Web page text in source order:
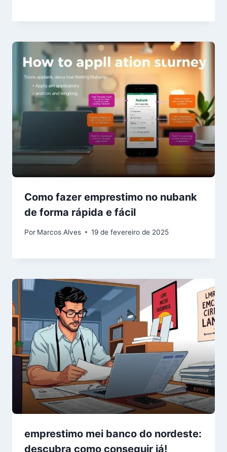
Como fazer emprestimo no nubank
de forma rápida e fácil
Por Marcos Alves 19 de fevereiro de 2025
emprestimo mei banco do nordeste:
descubra como conseguir já!